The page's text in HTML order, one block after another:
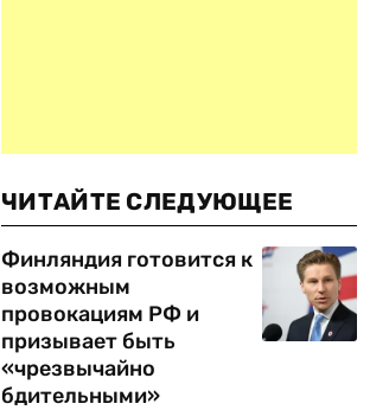
ЧИТАЙТЕ СЛЕДУЮЩЕЕ
Финляндия готовится к
возможным
провокациям РФ и
призывает быть
«чрезвычайно
бдительными»